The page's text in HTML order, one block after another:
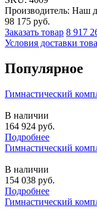
Производитель: Наш
98 175 руб.
Заказать товар 8 917
Условия доставки
Популярное
Гимнастический
В наличии
164 924 руб.
Подробнее
Гимнастический
В наличии
154 038 руб.
Подробнее
Гимнастический